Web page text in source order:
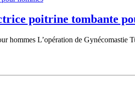
poitrine tombante
hommes L’opération de